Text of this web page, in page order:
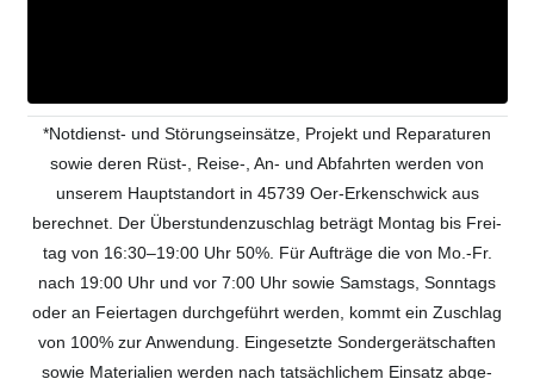
*Not­dienst- und Stö­rungs­ein­sät­ze, Pro­jekt und Repa­ra­tu­ren
sowie deren Rüst‑, Reise‑, An- und Abfahr­ten wer­den von
unse­rem Haupt­stand­ort in 45739 Oer-Erken­sch­wick aus
berech­net. Der Über­stun­den­zu­schlag beträgt Mon­tag bis Frei­
tag von 16:30–19:00 Uhr 50%. Für Auf­trä­ge die von Mo.-Fr.
nach 19:00 Uhr und vor 7:00 Uhr sowie Sams­tags, Sonn­tags
oder an Fei­er­ta­gen durch­ge­führt wer­den, kommt ein Zuschlag
von 100% zur Anwen­dung. Ein­ge­setz­te Son­der­ge­rät­schaf­ten
sowie Mate­ria­li­en wer­den nach tat­säch­li­chem Ein­satz abge­